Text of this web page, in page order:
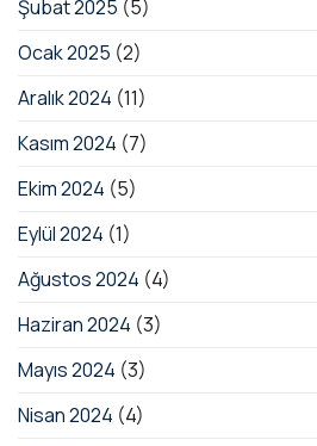
Şubat 2025 (5)
Ocak 2025 (2)
Aralık 2024 (11)
Kasım 2024 (7)
Ekim 2024 (5)
Eylül 2024 (1)
Ağustos 2024 (4)
Haziran 2024 (3)
Mayıs 2024 (3)
Nisan 2024 (4)